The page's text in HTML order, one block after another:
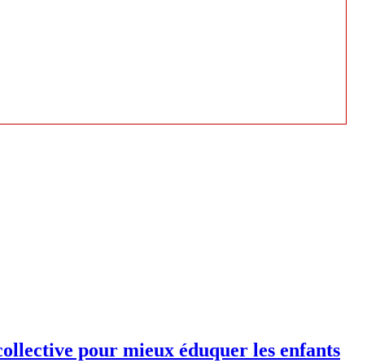
pour mieux éduquer les enfants